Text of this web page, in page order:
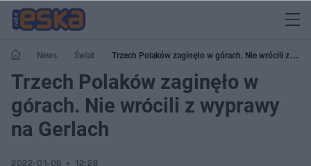
News Świat
Trzech Polaków zaginęło w górach. Nie wrócili z
wyprawy na Gerlach
Trzech Polaków zaginęło w
górach. Nie wrócili z wyprawy
na Gerlach
2022-01-08 12:28